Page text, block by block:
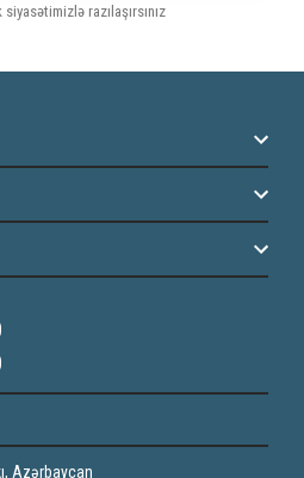
razılaşırsınız
Azərbaycan